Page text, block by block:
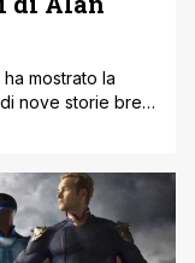
mostrato la
nove storie brevi
raccontata
fantasmi,